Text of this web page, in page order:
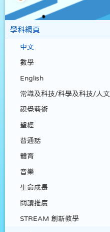
學科網頁
中文
數學
English
常識及科技/科學及科技/人文
視覺藝術
聖經
普通話
體育
音樂
生命成長
閲讀推廣
STREAM 創新教學